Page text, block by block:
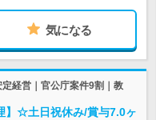
気になる
経営｜官公庁案件9割｜教
】☆土日祝休み/賞与7.0ヶ